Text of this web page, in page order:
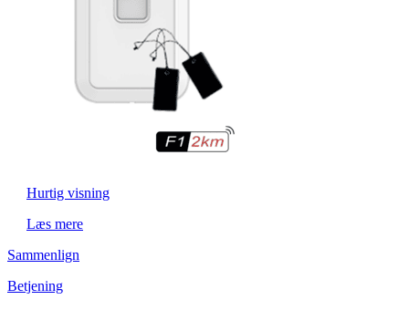
Hurtig visning
Læs mere
Sammenlign
Betjening